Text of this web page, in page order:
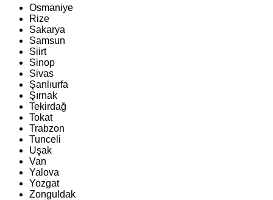
Osmaniye
Rize
Sakarya
Samsun
Siirt
Sinop
Sivas
Şanlıurfa
Şırnak
Tekirdağ
Tokat
Trabzon
Tunceli
Uşak
Van
Yalova
Yozgat
Zonguldak